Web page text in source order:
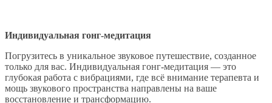
Индивидуальная гонг-медитация
Погрузитесь в уникальное звуковое путешествие, созданное
только для вас. Индивидуальная гонг-медитация — это
глубокая работа с вибрациями, где всё внимание терапевта и
мощь звукового пространства направлены на ваше
восстановление и трансформацию.